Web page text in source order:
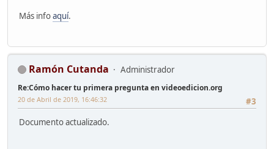
Más infoaquí.
Ramón Cutanda Administrador
Re:Cómo hacer tu primera pregunta en videoedicion.org
#3
20 de Abril de 2019, 16:46:32
Documento actualizado.